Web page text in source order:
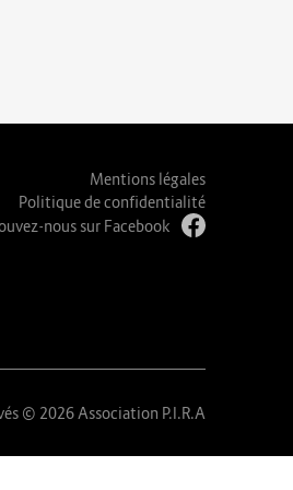
Mentions légales
Politique de confidentialité
nous sur Facebook
© 2026 Association P.I.R.A